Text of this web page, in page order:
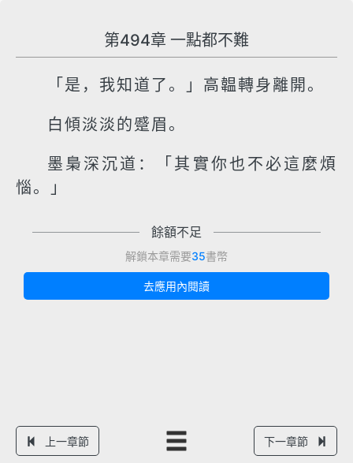
第494章 一點都不難
「是，我知道了。」高韞轉身離開。
白傾淡淡的蹙眉。
墨梟深沉道：「其實你也不必這麼煩
惱。」
餘額不足
解鎖本章需要35書幣
去應用內閱讀
上一章節 下一章節